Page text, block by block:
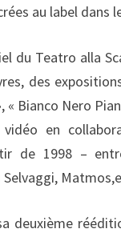
au label dans
du Teatro alla
des
« Bianco Nero
en
de 1998 –
Selvaggi,
deuxième